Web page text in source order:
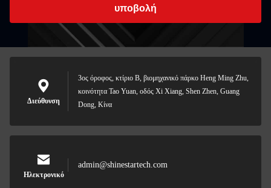
υποβολή
Διεύθυνση
3ος όροφος, κτίριο Β, βιομηχανικό πάρκο Heng Ming Zhu,
κοινότητα Tao Yuan, οδός Xi Xiang, Shen Zhen, Guang
Dong, Κίνα
Ηλεκτρονικό
admin@shinestartech.com